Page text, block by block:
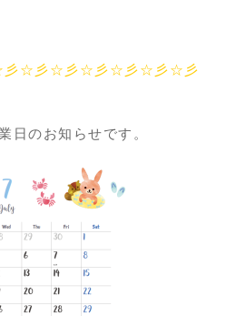
☆彡☆彡☆彡☆彡☆彡☆彡
日のお知らせです。